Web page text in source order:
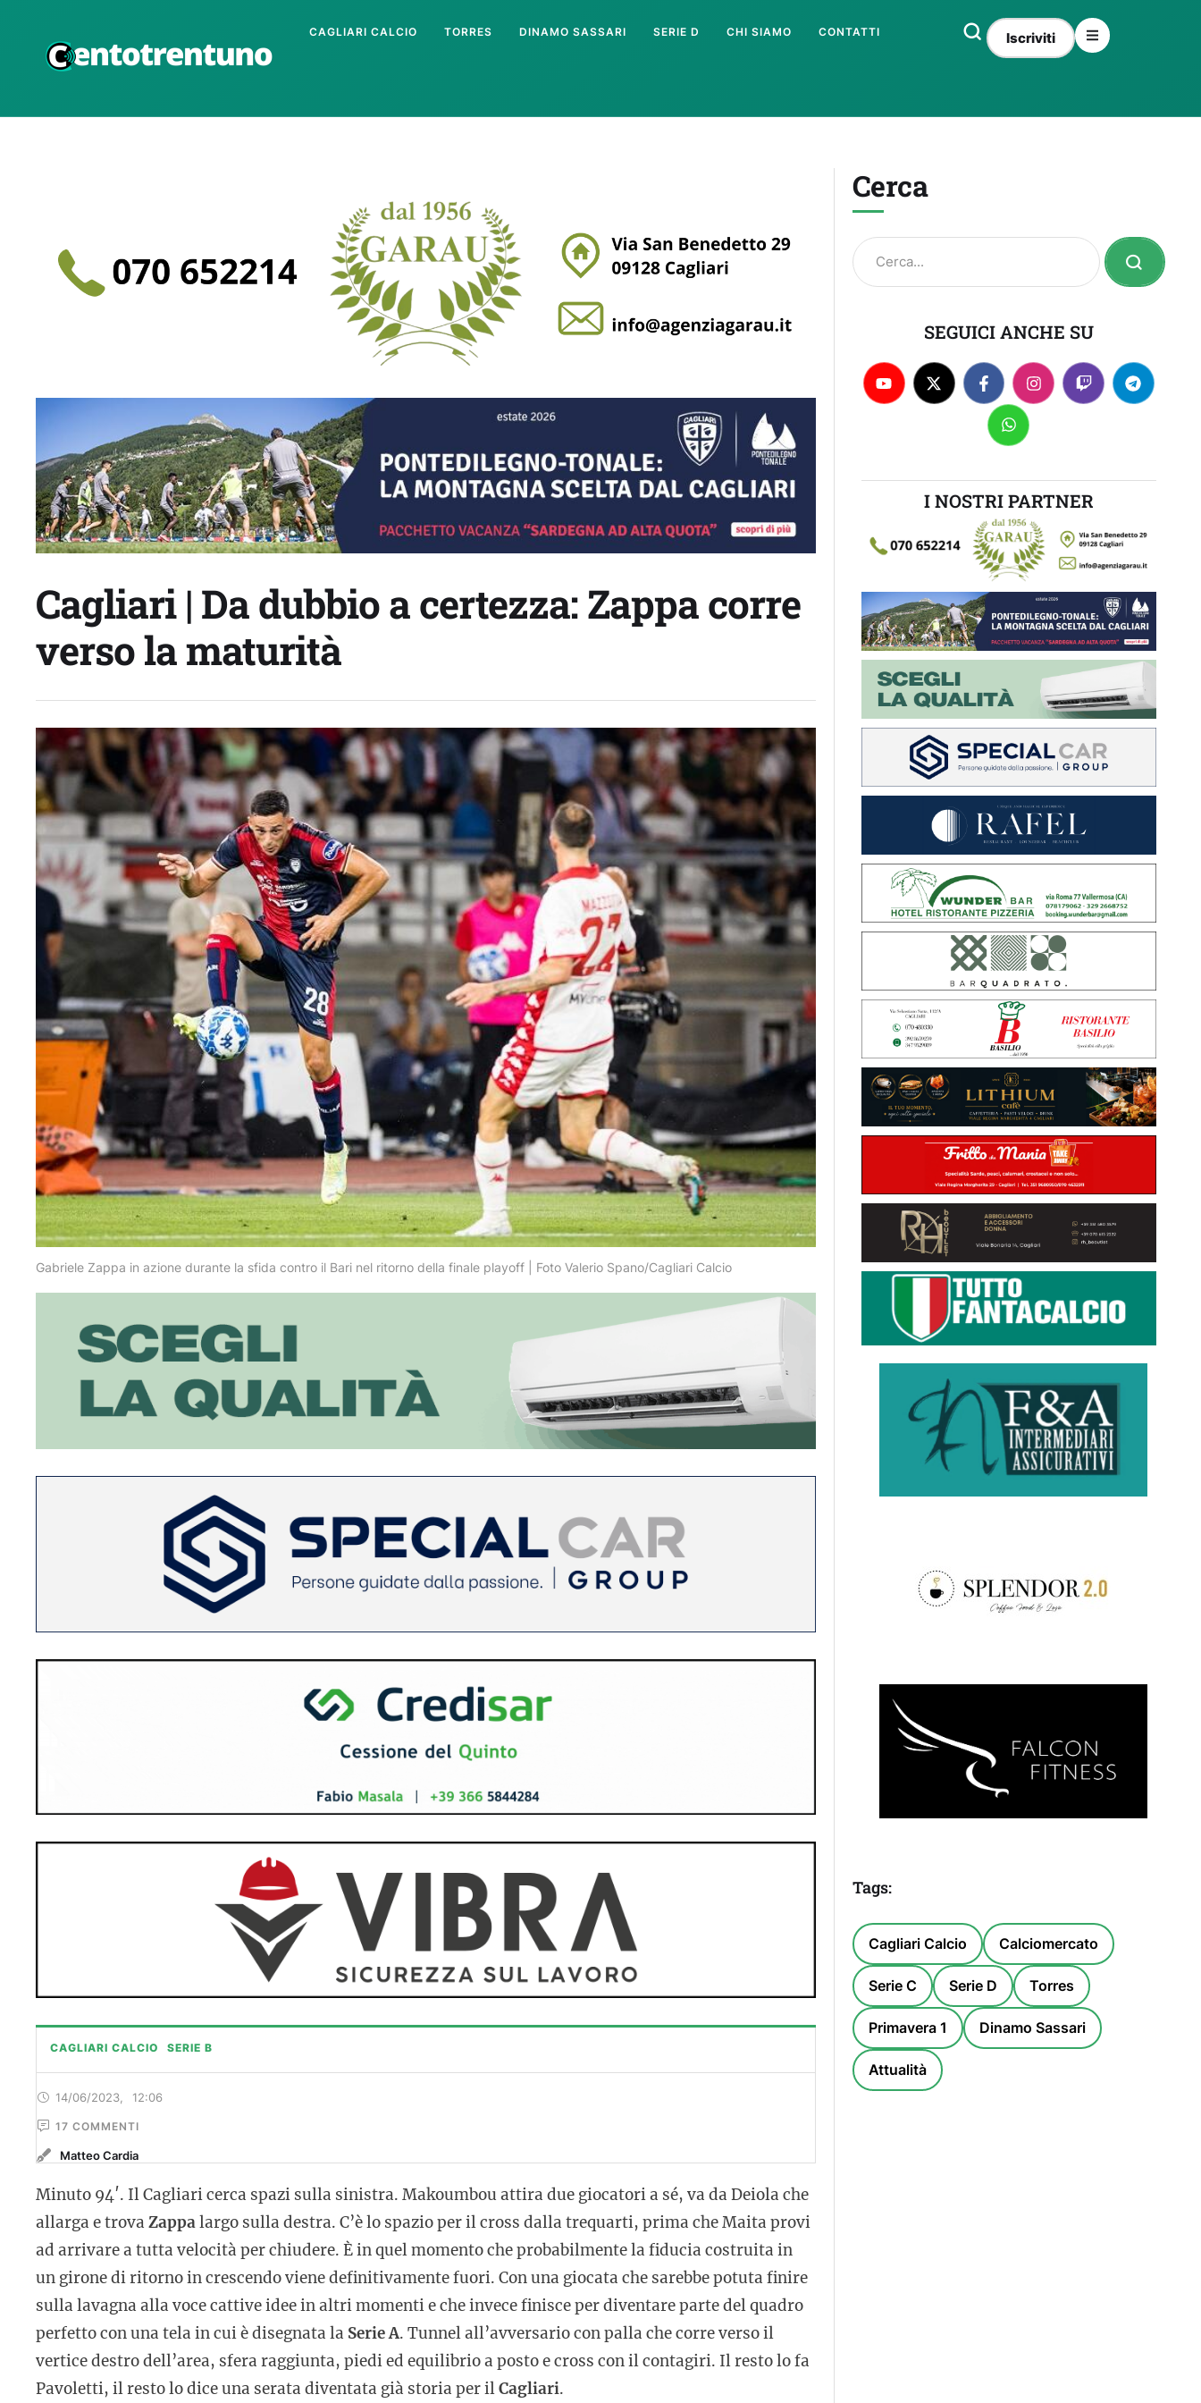
CAGLIARI CALCIO TORRES DINAMO SASSARI SERIE D CHI SIAMO CONTATTI Iscriviti
Cagliari | Da dubbio a certezza: Zappa corre
verso la maturità
Gabriele Zappa in azione durante la sfida contro il Bari nel ritorno della finale playoff | Foto Valerio Spano/Cagliari Calcio
CAGLIARI CALCIO SERIE B
14/06/2023 12:06
17 COMMENTI
Matteo Cardia
Minuto 94′. Il Cagliari cerca spazi sulla sinistra. Makoumbou attira due giocatori a sé, va da Deiola che
allarga e trova Zappalargo sulla destra. C’è lo spazio per il cross dalla trequarti, prima che Maita provi
ad arrivare a tutta velocità per chiudere. È in quel momento che probabilmente la fiducia costruita in
un girone di ritorno in crescendo viene definitivamente fuori. Con una giocata che sarebbe potuta finire
sulla lavagna alla voce cattive idee in altri momenti e che invece finisce per diventare parte del quadro
perfetto con una tela in cui è disegnata la Serie A. Tunnel all’avversario con palla che corre verso il
vertice destro dell’area, sfera raggiunta, piedi ed equilibrio a posto e cross con il contagiri. Il resto lo fa
Pavoletti, il resto lo dice una serata diventata già storia per ilCagliari.
Cerca
SEGUICI ANCHE SU
I NOSTRI PARTNER
Tags:
Cagliari Calcio Calciomercato
Serie C Serie D Torres
Primavera 1 Dinamo Sassari
Attualità